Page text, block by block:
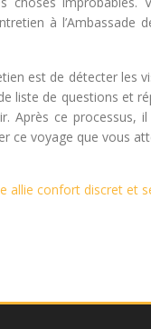
à
est de détecter les
liste de questions et
Après ce processus,
ce voyage que vous
allie confort discret et